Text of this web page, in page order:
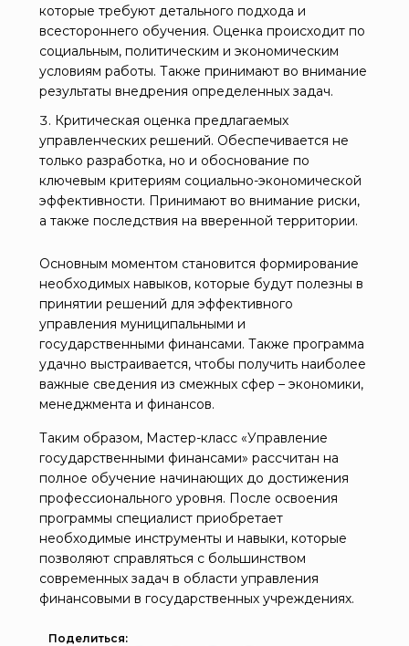
которые требуют детального подхода и
всестороннего обучения. Оценка происходит по
социальным, политическим и экономическим
условиям работы. Также принимают во внимание
результаты внедрения определенных задач.
Критическая оценка предлагаемых
управленческих решений. Обеспечивается не
только разработка, но и обоснование по
ключевым критериям социально-экономической
эффективности. Принимают во внимание риски,
а также последствия на вверенной территории.
Основным моментом становится формирование
необходимых навыков, которые будут полезны в
принятии решений для эффективного
управления муниципальными и
государственными финансами. Также программа
удачно выстраивается, чтобы получить наиболее
важные сведения из смежных сфер – экономики,
менеджмента и финансов.
Таким образом, Мастер-класс «Управление
государственными финансами» рассчитан на
полное обучение начинающих до достижения
профессионального уровня. После освоения
программы специалист приобретает
необходимые инструменты и навыки, которые
позволяют справляться с большинством
современных задач в области управления
финансовыми в государственных учреждениях.
Поделиться: